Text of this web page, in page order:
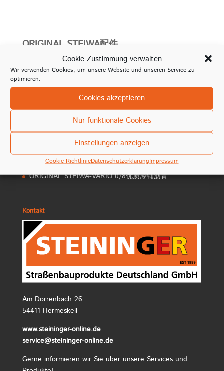
Cookie-Zustimmung verwalten
Wir verwenden Cookies, um unsere Website und unseren Service zu
optimieren.
Cookies akzeptieren
Nur funktionale Cookies
Einstellungen anzeigen
Cookie-RichtlinieDatenschutzerklärungImpressum
ORIGINAL STEIWA配件
您请求的页面无法找到。尝试精确您的搜索，或者使用上
面的导航定位文章。
ORIGINAL STEIWA-VARIO 0/2 1K优质沥青DSK薄层砂
ORIGINAL STEIWA-VARIO 0/4优质冷铺沥青
ORIGINAL STEIWA-VARIO 0/8优质冷铺沥青
Kontakt
Am Dörrenbach 26
54411 Hermeskeil
www.steininger-online.de
service@steininger-online.de
Gerne informieren wir Sie über unsere Services und